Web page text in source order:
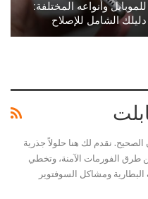
للموبايل وأنواعه المختلفة:
دليلك الشامل للإصلاح
نقدم لك هنا حلولاً جذرية
طرق الفورمات الآمنة، وتخطي
ومشاكل السوفتوير